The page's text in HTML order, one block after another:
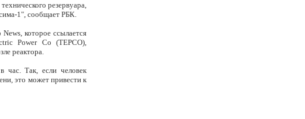
резервуара,
1", сообщает РБК.
которое ссылается
Power Co (TEPCO),
реактора.
час. Так, если человек
это может привести к